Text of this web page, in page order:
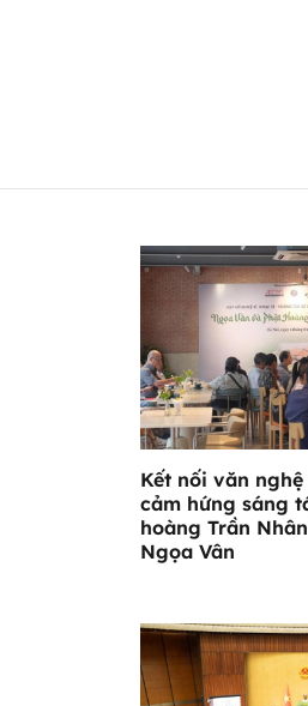
Kết nối văn
cảm hứng sáng
hoàng Trần
Ngọa Vân